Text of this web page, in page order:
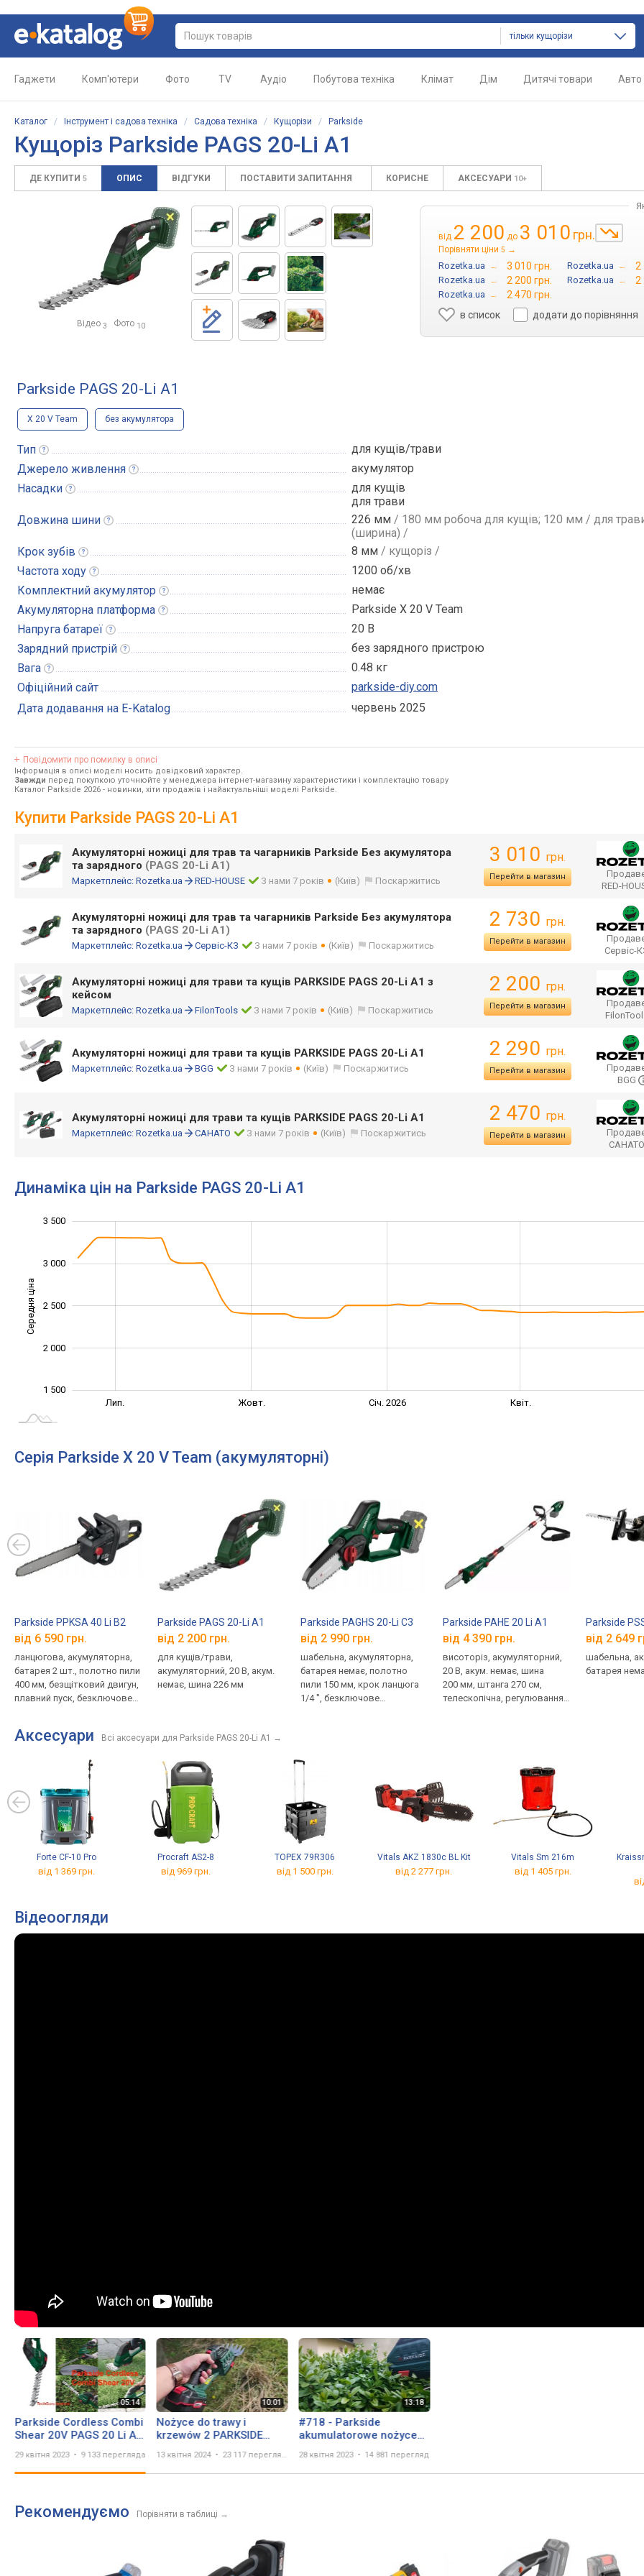
тільки кущорізи
Гаджети Комп'ютери Фото TV Аудіо Побутова техніка Клімат Дім Дитячі товари Авто
Каталог / Інструмент і садова техніка / Садова техніка / Кущорізи / Parkside
Кущоріз Parkside PAGS 20-Li A1
ДЕ КУПИТИ 5 ОПИС ВІДГУКИ ПОСТАВИТИ ЗАПИТАННЯ КОРИСНЕ АКСЕСУАРИ 10+
Відео 3 Фото 10
від 2 200 до 3 010 грн.
Порівняти ціни 5 →
Rozetka.ua → 3 010 грн. Rozetka.ua → 2
Rozetka.ua → 2 200 грн. Rozetka.ua → 2
Rozetka.ua →
2 470 грн.
в список
додати до порівняння
Parkside PAGS 20-Li A1
X 20 V Team без акумулятора
Тип
для кущів/трави
Джерело живлення
акумулятор
Насадки
для кущів
для трави
Довжина шини 226 мм / 180 мм робоча для кущів; 120 мм / для
(ширина) /
Крок зубів 8 мм / кущоріз /
Частота ходу
1200 об/хв
Комплектний акумулятор
немає
Акумуляторна платформа
Parkside X 20 V Team
Напруга батареї
20 В
Зарядний пристрій
без зарядного пристрою
Вага
0.48 кг
Офіційний сайт
parkside-diy.com
Дата додавання на E-Katalog
червень 2025
Повідомити про помилку в описі
Інформація в описі моделі носить довідковий характер.
Завжди перед покупкою уточнюйте у менеджера інтернет-магазину характеристики і комплектацію товару
Каталог Parkside 2026 - новинки, хіти продажів і найактуальніші моделі Parkside.
Купити Parkside PAGS 20-Li A1
Акумуляторні ножиці для трав та чагарників Parkside Без акумулятора
та зарядного (PAGS 20-Li A1)
Маркетплейс: Rozetka.ua RED-HOUSE З нами 7 років (Київ) Поскаржитись
3 010 грн.
Перейти в магазин
RED-
Акумуляторні ножиці для трав та чагарників Parkside Без акумулятора
та зарядного (PAGS 20-Li A1)
Маркетплейс: Rozetka.ua Сервіс-КЗ З нами 7 років (Київ) Поскаржитись
2 730 грн.
Перейти в магазин
Сервіс-
Акумуляторні ножиці для трави та кущів PARKSIDE PAGS 20-Li A1 з
кейсом
Маркетплейс: Rozetka.ua FilonTools З нами 7 років (Київ) Поскаржитись
2 200 грн.
Перейти в магазин
Акумуляторні ножиці для трави та кущів PARKSIDE PAGS 20-Li A1
Маркетплейс: Rozetka.ua BGG З нами 7 років (Київ) Поскаржитись
2 290 грн.
Перейти в магазин
BGG
Акумуляторні ножиці для трави та кущів PARKSIDE PAGS 20-Li A1
Маркетплейс: Rozetka.ua САНАТО З нами 7 років (Київ) Поскаржитись
2 470 грн.
Перейти в магазин
Динаміка цін на Parkside PAGS 20-Li A1
Середня ціна 1 800
2 000
3 500
3 000
2 500
1 500
Лип. Жовт. Січ. 2026 Квіт.
Серія Parkside X 20 V Team (акумуляторні)
Parkside PPKSA 40 Li B2
від 6 590 грн.
ланцюгова, акумуляторна,
батарея 2 шт., полотно пили
400 мм, безщітковий двигун,
плавний пуск, безключове
Parkside PAGS 20-Li A1
від 2 200 грн.
для кущів/трави,
акумуляторний, 20 В, акум.
немає, шина 226 мм
Parkside PAGHS 20-Li C3
від 2 990 грн.
шабельна, акумуляторна,
батарея немає, полотно
пили 150 мм, крок ланцюга
1/4 ", безключове
Parkside PAHE 20 Li A1
від 4 390 грн.
висоторіз, акумуляторний,
20 В, акум. немає, шина
200 мм, штанга 270 см,
телескопічна, регулювання
Parkside
від 2 649
шабельна,
батарея
Аксесуари Всі аксесуари для Parkside PAGS 20-Li A1 →
Forte CF-10 Pro
від 1 369 грн.
Procraft AS2-8
від 969 грн.
TOPEX 79R306
від 1 500 грн.
Vitals AKZ 1830c BL Kit
від 2 277 грн.
Vitals Sm 216m
від 1 405 грн.
Відеоогляди
Parkside Cordless Combi
Shear 20V PAGS 20 Li A1
29 квітня 2023 9 133 перегляда
Nożyce do trawy i
krzewów 2 PARKSIDE
13 квітня 2024 23 117 переглядів
#718 - Parkside
akumulatorowe nożyce
20 Li A1
28 квітня 2023 14 881 перегляд
Рекомендуємо Порівняти в таблиці →